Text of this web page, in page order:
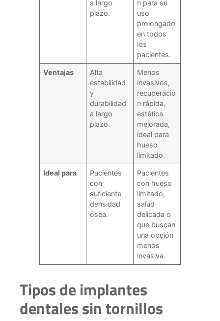
a largo
plazo.
n para su
uso
prolongado
en todos
los
pacientes.
Ventajas
Alta
estabilidad
y
durabilidad
a largo
plazo.
Menos
invasivos,
recuperació
n rápida,
estética
mejorada,
ideal para
hueso
limitado.
Ideal para
Pacientes
con
suficiente
densidad
ósea.
Pacientes
con hueso
limitado,
salud
delicada o
que buscan
una opción
menos
invasiva.
Tipos de implantes
dentales sin tornillos